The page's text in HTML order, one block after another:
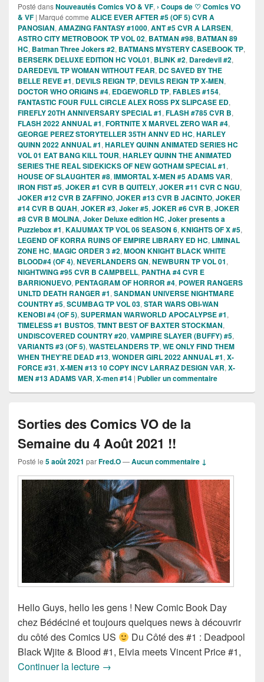
Posté dansNouveautés Comics VO & VF, › Coups de ♡ Comics VO
& VF | Marqué comme ALICE EVER AFTER #5 (OF 5) CVR A
PANOSIAN, AMAZING FANTASY #1000, ANT #5 CVR A LARSEN,
ASTRO CITY METROBOOK TP VOL 02, BATMAN #98, BATMAN 89
HC, Batman Three Jokers #2, BATMANS MYSTERY CASEBOOK TP,
BERSERK DELUXE EDITION HC VOL01, BLINK #2, Daredevil #2,
DAREDEVIL TP WOMAN WITHOUT FEAR, DC SAVED BY THE
BELLE REVE #1, DEVILS REIGN TP, DEVILS REIGN TP X-MEN,
DOCTOR WHO ORIGINS #4, EDGEWORLD TP, FABLES #154,
FANTASTIC FOUR FULL CIRCLE ALEX ROSS PX SLIPCASE ED,
FIREFLY 20TH ANNIVERSARY SPECIAL #1, FLASH #785 CVR B,
FLASH 2022 ANNUAL #1, FORTNITE X MARVEL ZERO WAR #4,
GEORGE PEREZ STORYTELLER 35TH ANNV ED HC, HARLEY
QUINN 2022 ANNUAL #1, HARLEY QUINN ANIMATED SERIES HC
VOL 01 EAT BANG KILL TOUR, HARLEY QUINN THE ANIMATED
SERIES THE REAL SIDEKICKS OF NEW GOTHAM SPECIAL #1,
HOUSE OF SLAUGHTER #8, IMMORTAL X-MEN #5 ADAMS VAR,
IRON FIST #5, JOKER #1 CVR B QUITELY, JOKER #11 CVR C NGU,
JOKER #12 CVR B ZAFFINO, JOKER #13 CVR B JACINTO, JOKER
#14 CVR B QUAH, JOKER #3, Joker #5, JOKER #6 CVR B, JOKER
#8 CVR B MOLINA, Joker Deluxe edition HC, Joker presents a
Puzzlebox #1, KAIJUMAX TP VOL 06 SEASON 6, KNIGHTS OF X #5,
LEGEND OF KORRA RUINS OF EMPIRE LIBRARY ED HC, LIMINAL
ZONE HC, MAGIC ORDER 3 #2, MOON KNIGHT BLACK WHITE
BLOOD#4 (OF 4), NEVERLANDERS GN, NEWBURN TP VOL 01,
NIGHTWING #95 CVR B CAMPBELL, PANTHA #4 CVR E
BARRIONUEVO, PENTAGRAM OF HORROR #4, POWER RANGERS
UNLTD DEATH RANGER #1, SANDMAN UNIVERSE NIGHTMARE
COUNTRY #5, SCUMBAG TP VOL 03, STAR WARS OBI-WAN
KENOBI #4 (OF 5), SUPERMAN WARWORLD APOCALYPSE #1,
TIMELESS #1 BUSTOS, TMNT BEST OF BAXTER STOCKMAN,
UNDISCOVERED COUNTRY #20, VAMPIRE SLAYER (BUFFY) #5,
VARIANTS #3 (OF 5), WASTELANDERS TP, WE ONLY FIND THEM
WHEN THEY'RE DEAD #13, WONDER GIRL 2022 ANNUAL #1, X-
FORCE #31, X-MEN #13 10 COPY INCV LARRAZ DESIGN VAR, X-
MEN #13 ADAMS VAR, X-men #14 | Publier un commentaire
Sorties des Comics VO de la
Semaine du 4 Août 2021 !!
Posté le 5 août 2021 parFred.O—Aucun commentaire ↓
Hello Guys, hello les gens ! New Comic Book Day
chez Bédéciné et toujours quelques news à découvrir
du côté des Comics US
Du Côté des #1 : Deadpool
Black Wjite & Blood #1, Elvia meets Vincent Price #1,
Continuer la lecture Sorties des Comics VO de la
→